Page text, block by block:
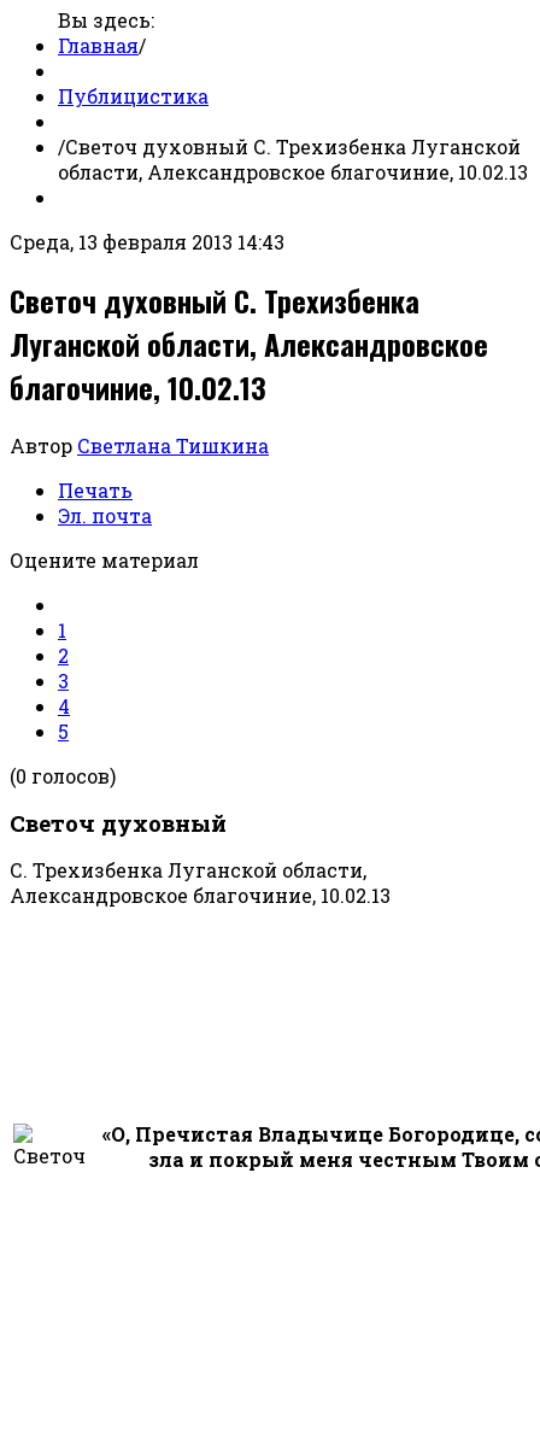
Вы здесь:
Главная/
Публицистика
/Светоч духовный С. Трехизбенка Луганской
области, Александровское благочиние, 10.02.13
Среда, 13 февраля 2013 14:43
Светоч духовный С. Трехизбенка
Луганской области, Александровское
благочиние, 10.02.13
Автор Светлана Тишкина
Печать
Эл. почта
Оцените материал
1
2
3
4
5
(0 голосов)
Светоч духовный
С. Трехизбенка Луганской области,
Александровское благочиние, 10.02.13
«О, Пречистая Владычице Богородице,
зла и покрый меня честным Твоим